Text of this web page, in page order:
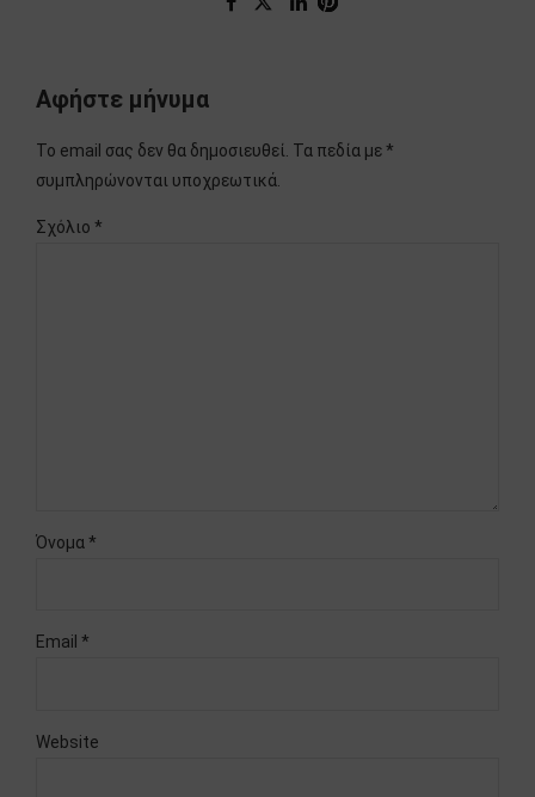
Αφήστε μήνυμα
Το email σας δεν θα δημοσιευθεί. Τα πεδία με *
συμπληρώνονται υποχρεωτικά.
Σχόλιο *
Όνομα *
Email *
Website